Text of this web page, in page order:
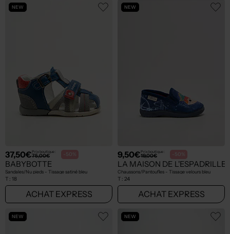
NEW
37,50€Prix boutique :
75,00€ -50%
BABYBOTTE
Sandales/Nu pieds - Tissage satiné bleu
T : 18
ACHAT EXPRESS
NEW
9,50€Prix boutique :
19,00€ -50%
LA MAISON DE L'ESPADRILLE
Chaussons/Pantoufles - Tissage velours bleu
T : 24
ACHAT EXPRESS
NEW NEW